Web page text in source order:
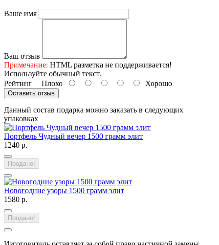
Ваше имя
Ваш отзыв
Примечание: HTML разметка не поддерживается!
Используйте обычный текст.
Рейтинг Плохо Хорошо
Оставить отзыв
Данный состав подарка можно заказать в следующих
упаковках
Портфель Чудный вечер 1500 грамм элит
1240 р.
Продано!
Новогодние узоры 1500 грамм элит
1580 р.
Продано!